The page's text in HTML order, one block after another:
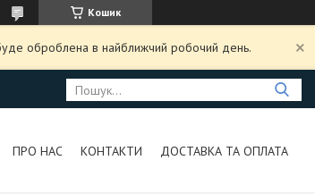
Кошик
оброблена в найближчий робочий день.
ПРО НАС КОНТАКТИ ДОСТАВКА ТА ОПЛАТА